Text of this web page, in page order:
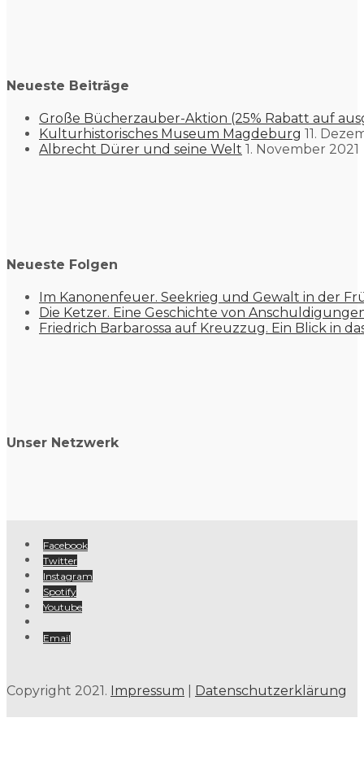
Neueste Beiträge
Große Bücherzauber-Aktion (25% Rabatt auf
Kulturhistorisches Museum Magdeburg 11.
Albrecht Dürer und seine Welt 1. November 2021
Neueste Folgen
Im Kanonenfeuer. Seekrieg und Gewalt in der
Die Ketzer. Eine Geschichte von
Friedrich Barbarossa auf Kreuzzug. Ein Blick in
Unser Netzwerk
Facebook
Twitter
Instagram
Spotify
Youtube
Email
Copyright 2021. Impressum Datenschutzerklärung